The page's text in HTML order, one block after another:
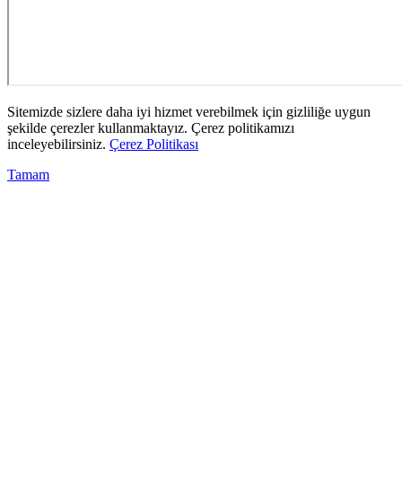
Sitemizde sizlere daha iyi hizmet verebilmek için gizliliğe uygun
şekilde çerezler kullanmaktayız. Çerez politikamızı
inceleyebilirsiniz. Çerez Politikası
Tamam